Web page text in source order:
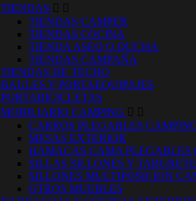
TIENDAS  
TIENDAS CAMPER
TIENDAS COCINA
TIENDA ASEO O DUCHA
TIENDAS CAMPAÑA
TIENDAS DE TECHO
BAULES Y PORTAEQUIPAJES
PORTABICICLETAS
MOBILIARIO CAMPING  
CARROS PLEGABLES
MESAS EXTERIOR
HAMACAS CAMA PLEGABLES
SILLAS SILLONES Y
SILLONES MULTIPOSICION
OTROS MUEBLES